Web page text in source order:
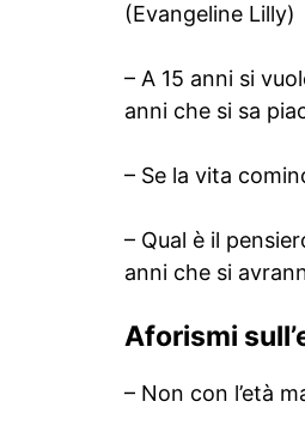
(Evangeline Lilly)
– A 15 anni si
anni che si sa
– Se la vita
– Qual è il
anni che si
Aforismi
– Non con l’età